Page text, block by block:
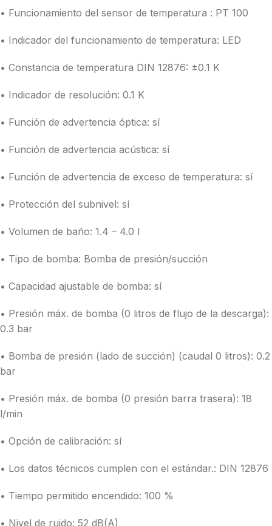
• Funcionamiento del sensor de temperatura : PT 100
• Indicador del funcionamiento de temperatura: LED
• Constancia de temperatura DIN 12876: ±0.1 K
• Indicador de resolución: 0.1 K
• Función de advertencia óptica: sí
• Función de advertencia acústica: sí
• Función de advertencia de exceso de temperatura: sí
• Protección del subnivel: sí
• Volumen de baño: 1.4 – 4.0 l
• Tipo de bomba: Bomba de presión/succión
• Capacidad ajustable de bomba: sí
• Presión máx. de bomba (0 litros de flujo de la descarga):
0.3 bar
• Bomba de presión (lado de succión) (caudal 0 litros): 0.2
bar
• Presión máx. de bomba (0 presión barra trasera): 18
l/min
• Opción de calibración: sí
• Los datos técnicos cumplen con el estándar.: DIN 12876
• Tiempo permitido encendido: 100 %
• Nivel de ruido: 52 dB(A)